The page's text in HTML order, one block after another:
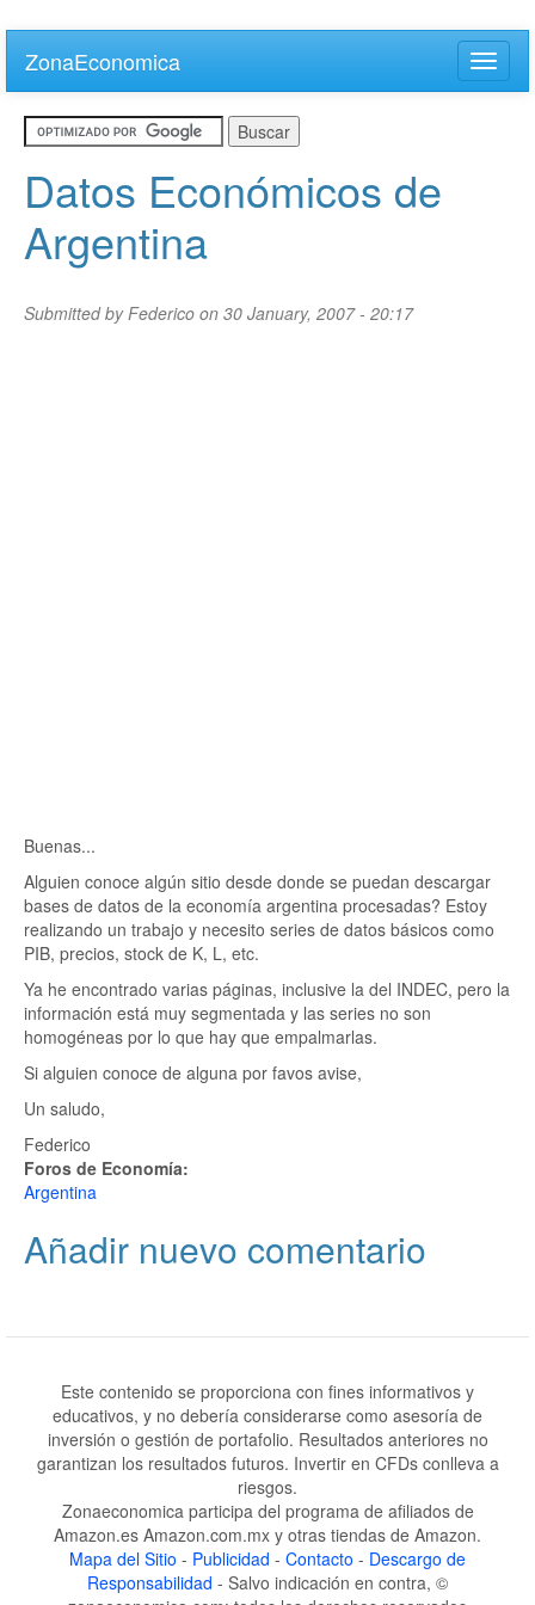
main
content
ZonaEconomica
Toggle
Datos Económicos de
Argentina
Submitted byFederico on 30 January, 2007 - 20:17
Buenas...
Alguien conoce algún sitio desde donde se puedan descargar
bases de datos de la economía argentina procesadas? Estoy
realizando un trabajo y necesito series de datos básicos como
PIB, precios, stock de K, L, etc.
Ya he encontrado varias páginas, inclusive la del INDEC, pero la
información está muy segmentada y las series no son
homogéneas por lo que hay que empalmarlas.
Si alguien conoce de alguna por favos avise,
Un saludo,
Federico
Foros de Economía:
Argentina
Añadir nuevo comentario
Este contenido se proporciona con fines informativos y
educativos, y no debería considerarse como asesoría de
inversión o gestión de portafolio. Resultados anteriores no
garantizan los resultados futuros. Invertir en CFDs conlleva a
riesgos.
Zonaeconomica participa del programa de afiliados de
Amazon.es Amazon.com.mx y otras tiendas de Amazon.
Mapa del Sitio - Publicidad - Contacto - Descargo de
Responsabilidad - Salvo indicación en contra, ©